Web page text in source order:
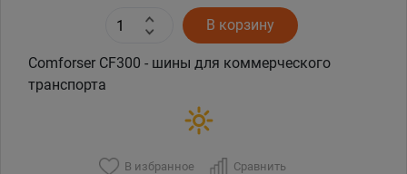
В корзину
Comforser CF300 - шины для коммерческого
транспорта
В избранное Сравнить
Талдыкорган